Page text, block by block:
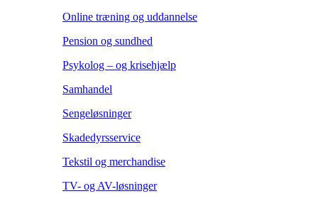
Online træning og uddannelse
Pension og sundhed
Psykolog – og krisehjælp
Samhandel
Sengeløsninger
Skadedyrsservice
Tekstil og merchandise
TV- og AV-løsninger